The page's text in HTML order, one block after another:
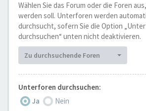
Wählen Sie das Forum oder die Foren
werden soll. Unterforen werden
durchsucht, sofern Sie die Option
durchsuchen“ unten nicht deaktivieren.
Zu durchsuchende Foren
Unterforen durchsuchen:
Ja
Nein